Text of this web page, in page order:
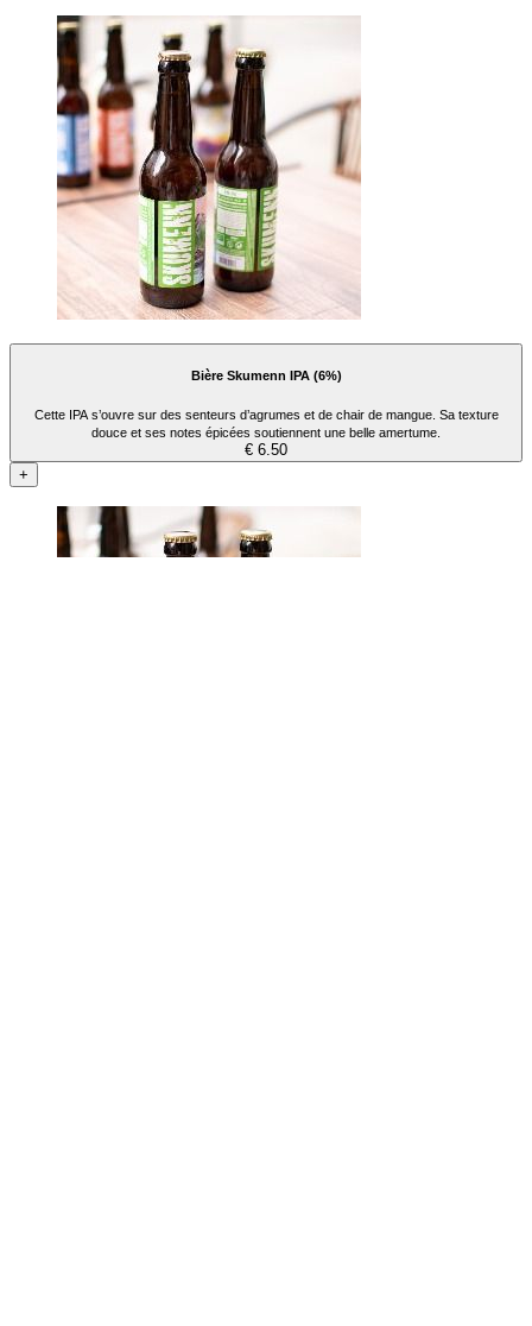
Bière Skumenn IPA (6%)
Cette IPA s’ouvre sur des senteurs d’agrumes et de chair de mangue. Sa texture
douce et ses notes épicées soutiennent une belle amertume.
€ 6.50
+